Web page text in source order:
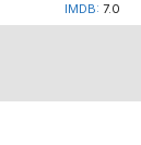
IMDB: 7.0